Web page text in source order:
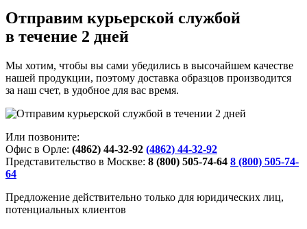
Отправим курьерской службой
в течение 2 дней
Мы хотим, чтобы вы сами убедились в высочайшем качестве
нашей продукции, поэтому доставка образцов производится
за наш счет, в удобное для вас время.
Или позвоните:
Офис в Орле: (4862) 44-32-92 (4862) 44-32-92
Представительство в Москве: 8 (800) 505-74-64 8 (800) 505-74-
64
Предложение действительно только для юридических лиц,
потенциальных клиентов